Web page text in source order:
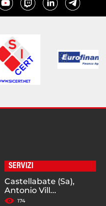
SERVIZI
Castellabate (Sa),
Antonio Vill...
174